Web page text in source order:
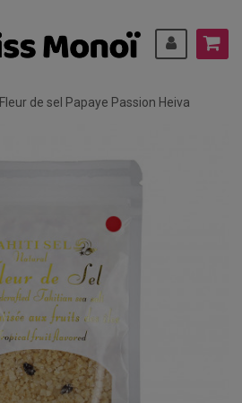
Fleur de sel Papaye Passion Heiva